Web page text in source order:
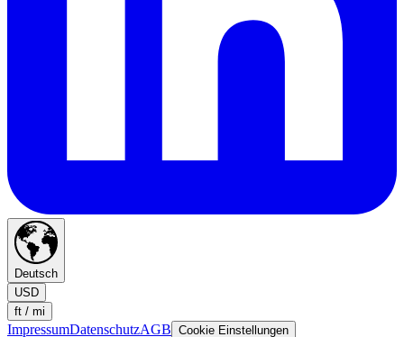
Deutsch
USD
ft / mi
ImpressumDatenschutzAGB Cookie Einstellungen